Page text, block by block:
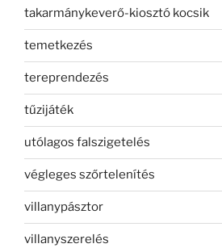
takarmánykeverő-kiosztó kocsik
temetkezés
tereprendezés
tűzijáték
utólagos falszigetelés
végleges szőrtelenítés
villanypásztor
villanyszerelés